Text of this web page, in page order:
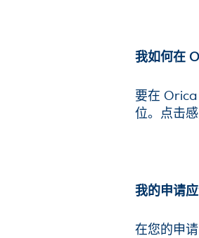
我如何在
要在 Orica
位。点击
我的申请
在您的申